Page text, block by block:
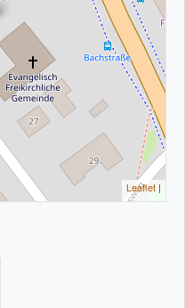
Leaflet |